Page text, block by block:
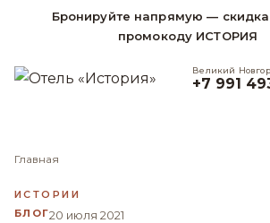
Бронируйте напрямую — скидка
промокоду ИСТОРИЯ
Великий
+7 991
Главная
ИСТОРИИ
БЛОГ20 июля 2021